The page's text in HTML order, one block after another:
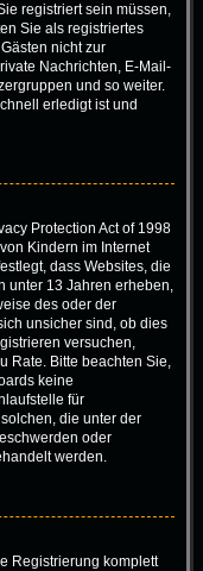
registriert sein müssen,
Sie als registriertes
nicht zur
Nachrichten, E-Mail-
und so weiter.
erledigt ist und
Protection Act of 1998
Kindern im Internet
dass Websites, die
unter 13 Jahren erheben,
des oder der
unsicher sind, ob dies
versuchen,
Rate. Bitte beachten Sie,
keine
für
die unter der
oder
werden.
Registrierung komplett